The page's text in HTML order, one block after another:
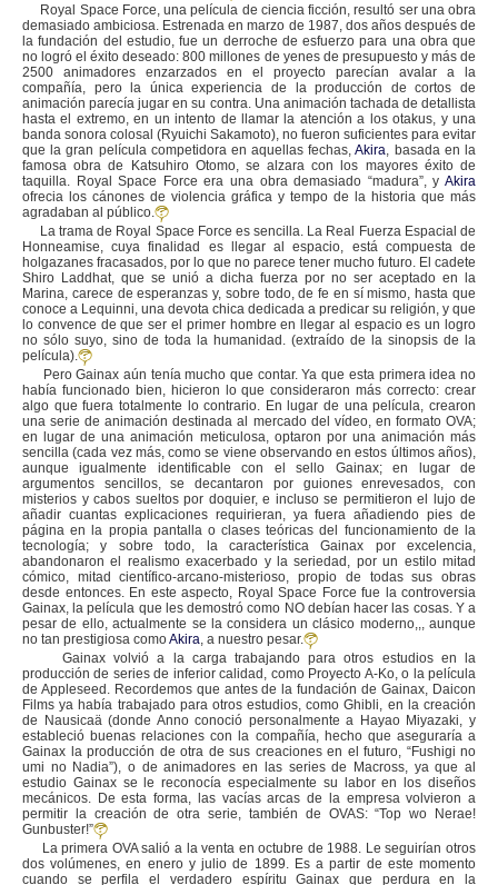
Royal Space Force, una película de ciencia ficción, resultó ser una obra
demasiado ambiciosa. Estrenada en marzo de 1987, dos años después de
la fundación del estudio, fue un derroche de esfuerzo para una obra que
no logró el éxito deseado: 800 millones de yenes de presupuesto y más de
2500 animadores enzarzados en el proyecto parecían avalar a la
compañía, pero la única experiencia de la producción de cortos de
animación parecía jugar en su contra. Una animación tachada de detallista
hasta el extremo, en un intento de llamar la atención a los otakus, y una
banda sonora colosal (Ryuichi Sakamoto), no fueron suficientes para evitar
que la gran película competidora en aquellas fechas,Akira, basada en la
famosa obra de Katsuhiro Otomo, se alzara con los mayores éxito de
taquilla. Royal Space Force era una obra demasiado “madura”, y Akira
ofrecia los cánones de violencia gráfica y tempo de la historia que más
agradaban al público.
La trama de Royal Space Force es sencilla. La Real Fuerza Espacial de
Honneamise, cuya finalidad es llegar al espacio, está compuesta de
holgazanes fracasados, por lo que no parece tener mucho futuro. El cadete
Shiro Laddhat, que se unió a dicha fuerza por no ser aceptado en la
Marina, carece de esperanzas y, sobre todo, de fe en sí mismo, hasta que
conoce a Lequinni, una devota chica dedicada a predicar su religión, y que
lo convence de que ser el primer hombre en llegar al espacio es un logro
no sólo suyo, sino de toda la humanidad. (extraído de la sinopsis de la
película).
Pero Gainax aún tenía mucho que contar. Ya que esta primera idea no
había funcionado bien, hicieron lo que consideraron más correcto: crear
algo que fuera totalmente lo contrario. En lugar de una película, crearon
una serie de animación destinada al mercado del vídeo, en formato OVA;
en lugar de una animación meticulosa, optaron por una animación más
sencilla (cada vez más, como se viene observando en estos últimos años),
aunque igualmente identificable con el sello Gainax; en lugar de
argumentos sencillos, se decantaron por guiones enrevesados, con
misterios y cabos sueltos por doquier, e incluso se permitieron el lujo de
añadir cuantas explicaciones requirieran, ya fuera añadiendo pies de
página en la propia pantalla o clases teóricas del funcionamiento de la
tecnología; y sobre todo, la característica Gainax por excelencia,
abandonaron el realismo exacerbado y la seriedad, por un estilo mitad
cómico, mitad científico-arcano-misterioso, propio de todas sus obras
desde entonces. En este aspecto, Royal Space Force fue la controversia
Gainax, la película que les demostró como NO debían hacer las cosas. Y a
pesar de ello, actualmente se la considera un clásico moderno,,, aunque
no tan prestigiosa comoAkira, a nuestro pesar.
Gainax volvió a la carga trabajando para otros estudios en la
producción de series de inferior calidad, como Proyecto A-Ko, o la película
de Appleseed. Recordemos que antes de la fundación de Gainax, Daicon
Films ya había trabajado para otros estudios, como Ghibli, en la creación
de Nausicaä (donde Anno conoció personalmente a Hayao Miyazaki, y
estableció buenas relaciones con la compañía, hecho que aseguraría a
Gainax la producción de otra de sus creaciones en el futuro, “Fushigi no
umi no Nadia”), o de animadores en las series de Macross, ya que al
estudio Gainax se le reconocía especialmente su labor en los diseños
mecánicos. De esta forma, las vacías arcas de la empresa volvieron a
permitir la creación de otra serie, también de OVAS: “Top wo Nerae!
Gunbuster!”
La primera OVA salió a la venta en octubre de 1988. Le seguirían otros
dos volúmenes, en enero y julio de 1899. Es a partir de este momento
cuando se perfila el verdadero espíritu Gainax que perdura en la